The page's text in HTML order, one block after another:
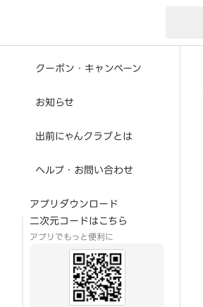
クーポン・キャンペーン
お知らせ
出前にゃんクラブとは
ヘルプ・お問い合わせ
アプリダウンロード
二次元コードはこちら
アプリでもっと便利に